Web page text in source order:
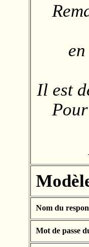
Il est
Nom du
Mot de passe